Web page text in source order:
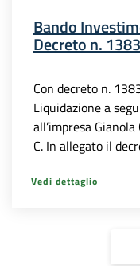
Bando
Decreto n.
Con decreto n.
Liquidazione a
all’impresa
C. In allegato il
Vedi dettaglio